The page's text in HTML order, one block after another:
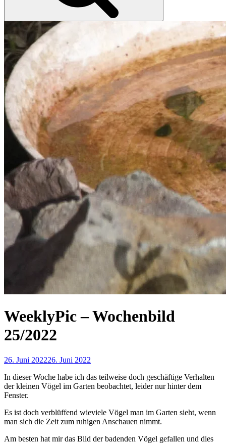
WeeklyPic – Wochenbild
25/2022
26. Juni 202226. Juni 2022
In dieser Woche habe ich das teilweise doch geschäftige Verhalten
der kleinen Vögel im Garten beobachtet, leider nur hinter dem
Fenster.
Es ist doch verblüffend wieviele Vögel man im Garten sieht, wenn
man sich die Zeit zum ruhigen Anschauen nimmt.
Am besten hat mir das Bild der badenden Vögel gefallen und dies